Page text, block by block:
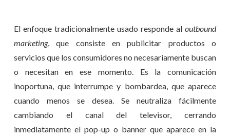
El enfoque tradicionalmente usado responde aloutbound
marketing, que consiste en publicitar productos o
servicios que los consumidores no necesariamente buscan
o necesitan en ese momento. Es la comunicación
inoportuna, que interrumpe y bombardea, que aparece
cuando menos se desea. Se neutraliza fácilmente
cambiando el canal del televisor, cerrando
inmediatamente el pop-up o banner que aparece en la